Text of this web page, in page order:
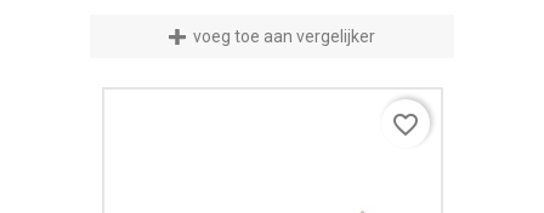
voeg toe aan vergelijker
favorite_border